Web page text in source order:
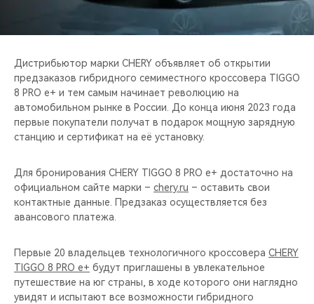
CHERY И СПОРТ
НАШИ МЕРОПРИЯТИЯ
ВИДЕООБЗОРЫ
CHERY ДЛЯ ДЕТЕЙ
Дистрибьютор марки CHERY объявляет об открытии
предзаказов гибридного семиместного кроссовера TIGGO
8 PRO e+ и тем самым начинает революцию на
автомобильном рынке в России. До конца июня 2023 года
первые покупатели получат в подарок мощную зарядную
станцию и сертификат на её установку.
Для бронирования CHERY TIGGO 8 PRO e+ достаточно на
официальном сайте марки – chery.ru – оставить свои
контактные данные. Предзаказ осуществляется без
авансового платежа.
Первые 20 владельцев технологичного кроссовера CHERY
TIGGO 8 PRO e+ будут приглашены в увлекательное
путешествие на юг страны, в ходе которого они наглядно
увидят и испытают все возможности гибридного